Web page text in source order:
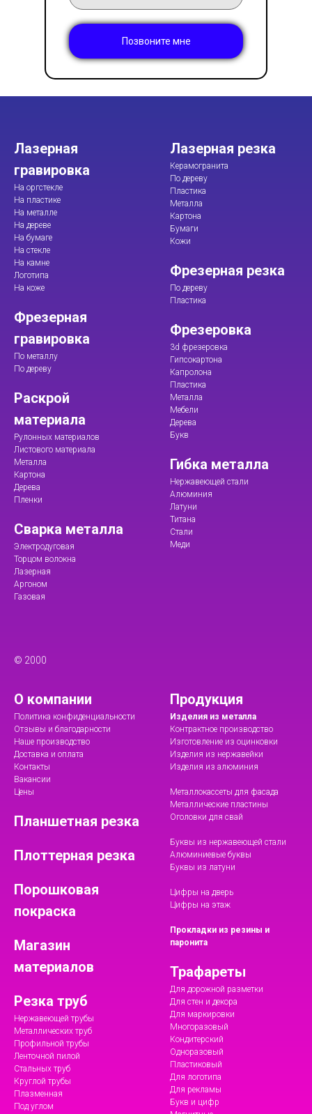
Позвоните мне
Лазерная
гравировка
На оргстекле
На пластике
На металле
На дереве
На бумаге
На стекле
На камне
Логотипа
На коже
Фрезерная
гравировка
По металлу
По дереву
Раскрой
материала
Рулонных материалов
Листового материала
Металла
Картона
Дерева
Пленки
Сварка металла
Электродуговая
Торцом волокна
Лазерная
Аргоном
Газовая
© 2000
Лазерная резка
Керамогранита
По дереву
Пластика
Металла
Картона
Бумаги
Кожи
Фрезерная резка
По дереву
Пластика
Фрезеровка
3d фрезеровка
Гипсокартона
Капролона
Пластика
Металла
Мебели
Дерева
Букв
Гибка металла
Нержавеющей стали
Алюминия
Латуни
Титана
Стали
Меди
О компании
Политика конфиденциальности
Отзывы и благодарности
Наше производство
Доставка и оплата
Контакты
Вакансии
Цены
Планшетная резка
Плоттерная резка
Порошковая
покраска
Магазин
материалов
Резка труб
Нержавеющей трубы
Металлических труб
Профильной трубы
Ленточной пилой
Стальных труб
Круглой трубы
Плазменная
Под углом
Продукция
Изделия из металла
Контрактное производство
Изготовление из оцинковки
Изделия из нержавейки
Изделия из алюминия
Металлокассеты для фасада
Металлические пластины
Оголовки для свай
Буквы из нержавеющей стали
Алюминиевые буквы
Буквы из латуни
Цифры на дверь
Цифры на этаж
Прокладки из резины и
паронита
Трафареты
Для дорожной разметки
Для стен и декора
Для маркировки
Многоразовый
Кондитерский
Одноразовый
Пластиковый
Для логотипа
Для рекламы
Букв и цифр